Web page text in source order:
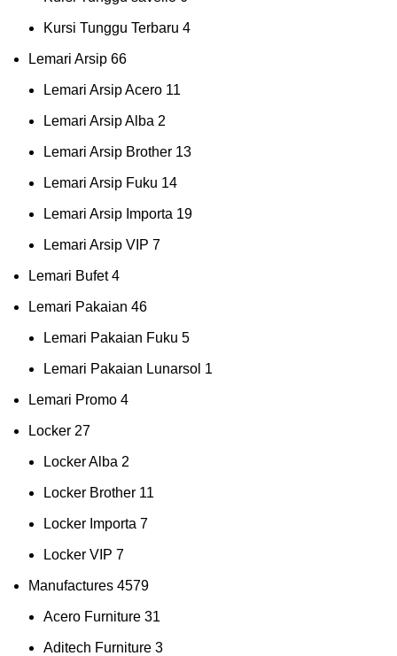
Kursi Tunggu Terbaru 4
Lemari Arsip 66
Lemari Arsip Acero 11
Lemari Arsip Alba 2
Lemari Arsip Brother 13
Lemari Arsip Fuku 14
Lemari Arsip Importa 19
Lemari Arsip VIP 7
Lemari Bufet 4
Lemari Pakaian 46
Lemari Pakaian Fuku 5
Lemari Pakaian Lunarsol 1
Lemari Promo 4
Locker 27
Locker Alba 2
Locker Brother 11
Locker Importa 7
Locker VIP 7
Manufactures 4579
Acero Furniture 31
Aditech Furniture 3